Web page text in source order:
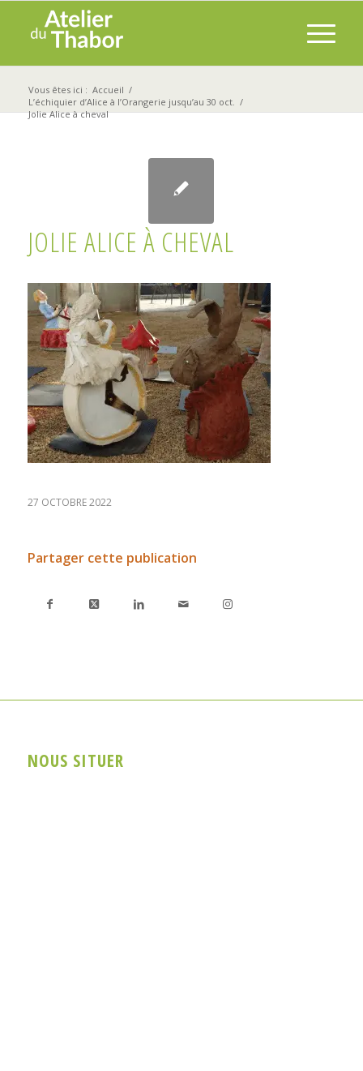
Vous êtes ici : Accueil /
L’échiquier d’Alice à l’Orangerie jusqu’au 30 oct. /
Jolie Alice à cheval
JOLIE ALICE À CHEVAL
27 OCTOBRE 2022
Partager cette publication
NOUS SITUER